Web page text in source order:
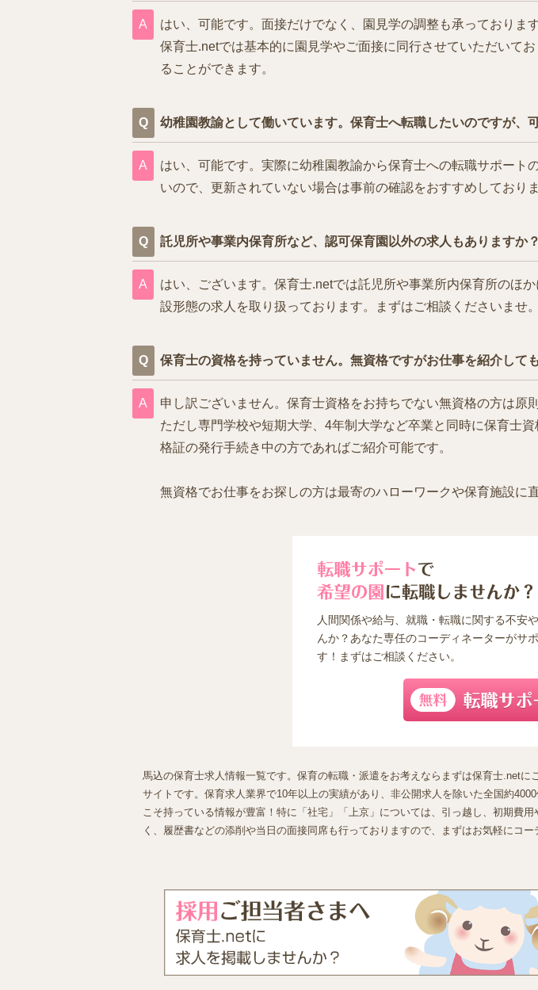
はい、可能です。面接だけでなく、園見学の調整も承っております
保育士.netでは基本的に園見学やご面接に同行させていただいて
ることができます。
幼稚園教諭として働いています。保育士へ転職したいのですが、
はい、可能です。実際に幼稚園教諭から保育士への転職サポー
いので、更新されていない場合は事前の確認をおすすめしておりま
託児所や事業内保育所など、認可保育園以外の求人もありますか？
はい、ございます。保育士.netでは託児所や事業所内保育所のほ
設形態の求人を取り扱っております。まずはご相談くださいませ。
保育士の資格を持っていません。無資格ですがお仕事を紹介して
申し訳ございません。保育士資格をお持ちでない無資格の方は原
ただし専門学校や短期大学、4年制大学など卒業と同時に保育士
格証の発行手続き中の方であればご紹介可能です。
無資格でお仕事をお探しの方は最寄のハローワークや保育施設に
人間関係や給与、就職・転職に関する不安
んか？あなた専任のコーディネーターがサ
す！まずはご相談ください。
馬込の保育士求人情報一覧です。保育の転職・派遣をお考えならまずは保育士.net
サイトです。保育求人業界で10年以上の実績があり、非公開求人を除いた全国約
こそ持っている情報が豊富！特に「社宅」「上京」については、引っ越し、初期費
く、履歴書などの添削や当日の面接同席も行っておりますので、まずはお気軽にコー